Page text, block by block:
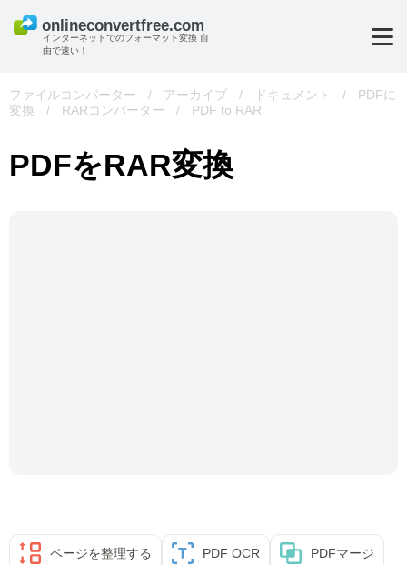
インターネットでのフォーマット変換 自
由で速い！
ファイルコンバーター / アーカイブ / ドキュメント /
PDFに
変換
/ RARコンバーター / PDF to RAR
PDFをRAR変換
ページを整理する PDF OCR PDFマージ